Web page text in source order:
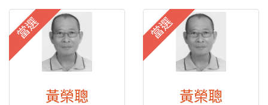
當選
黃榮聰
當選
黃榮聰